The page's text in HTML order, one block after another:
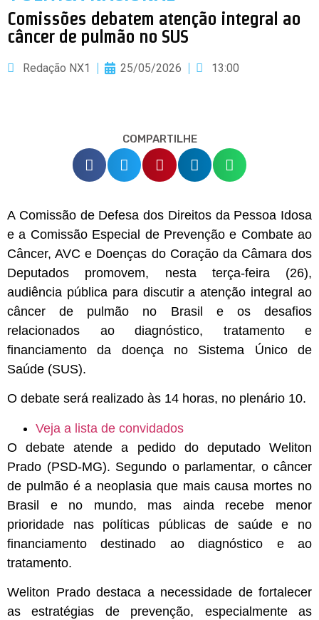
Comissões debatem atenção integral ao
câncer de pulmão no SUS
Redação NX1 25/05/2026 13:00
COMPARTILHE
A Comissão de Defesa dos Direitos da Pessoa Idosa
e a Comissão Especial de Prevenção e Combate ao
Câncer, AVC e Doenças do Coração da Câmara dos
Deputados promovem, nesta terça-feira (26),
audiência pública para discutir a atenção integral ao
câncer de pulmão no Brasil e os desafios
relacionados ao diagnóstico, tratamento e
financiamento da doença no Sistema Único de
Saúde (SUS).
O debate será realizado às 14 horas, no plenário 10.
Veja a lista de convidados
O debate atende a pedido do deputado Weliton
Prado (PSD-MG). Segundo o parlamentar, o câncer
de pulmão é a neoplasia que mais causa mortes no
Brasil e no mundo, mas ainda recebe menor
prioridade nas políticas públicas de saúde e no
financiamento destinado ao diagnóstico e ao
tratamento.
Weliton Prado destaca a necessidade de fortalecer
as estratégias de prevenção, especialmente as